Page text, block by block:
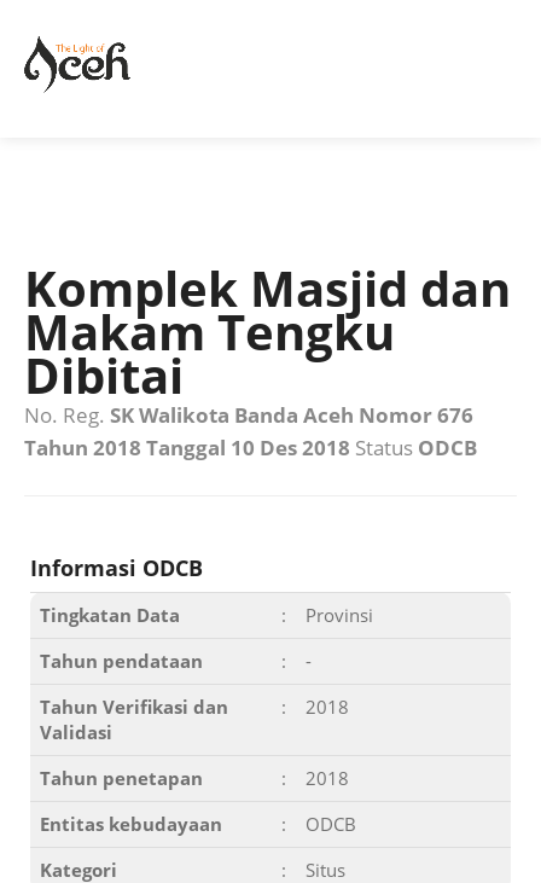
Komplek Masjid dan
Makam Tengku
Dibitai
No. Reg. SK Walikota Banda Aceh Nomor 676
Tahun 2018 Tanggal 10 Des 2018 Status ODCB
Informasi ODCB
Tingkatan Data :
Provinsi
Tahun pendataan
:
-
Tahun Verifikasi dan
Validasi
: 2018
Tahun penetapan :
2018
Entitas kebudayaan
:
ODCB
Kategori
: Situs